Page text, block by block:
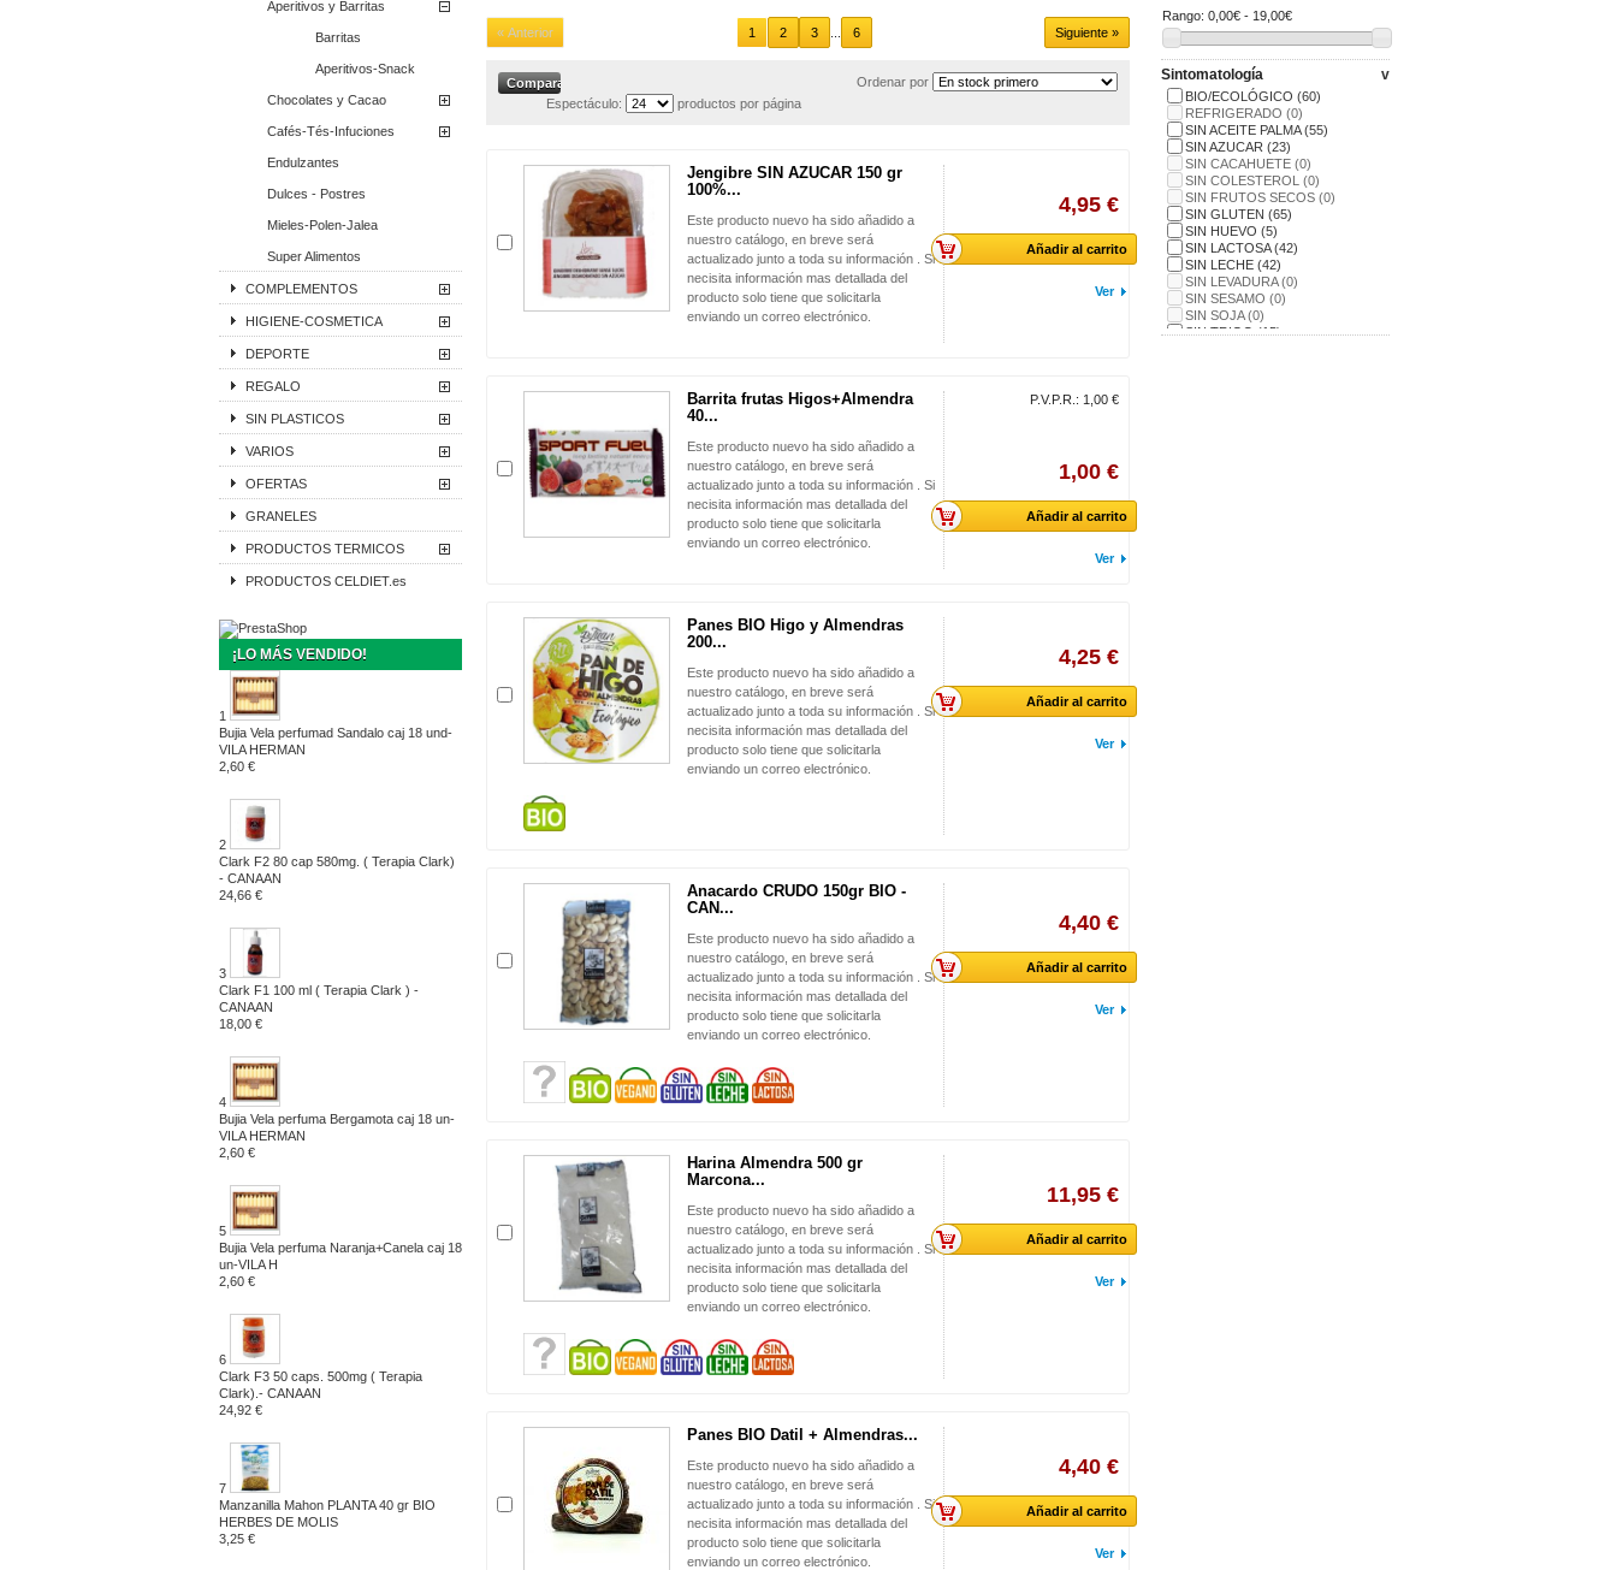
Aperitivos y Barritas
Barritas
Aperitivos-Snack
Chocolates y Cacao
Cafés-Tés-Infuciones
Endulzantes
Dulces - Postres
Mieles-Polen-Jalea
Super Alimentos
COMPLEMENTOS
HIGIENE-COSMETICA
DEPORTE
REGALO
SIN PLASTICOS
VARIOS
OFERTAS
GRANELES
PRODUCTOS TERMICOS
PRODUCTOS CELDIET.es
¡LO MÁS VENDIDO!
1
Bujia Vela perfumad Sandalo caj 18 und-
VILA HERMAN
2,60 €
2
Clark F2 80 cap 580mg. ( Terapia Clark)
- CANAAN
24,66 €
3
Clark F1 100 ml ( Terapia Clark ) -
CANAAN
18,00 €
4
Bujia Vela perfuma Bergamota caj 18 un-
VILA HERMAN
2,60 €
5
Bujia Vela perfuma Naranja+Canela caj 18
un-VILA H
2,60 €
6
Clark F3 50 caps. 500mg ( Terapia
Clark).- CANAAN
24,92 €
7
Manzanilla Mahon PLANTA 40 gr BIO
HERBES DE MOLIS
3,25 €
« Anterior 1 2 3 6 Siguiente »
Ordenar por
Espectáculo:
productos por página
Jengibre SIN AZUCAR 150 gr
100%...
Este producto nuevo ha sido añadido a
nuestro catálogo, en breve será
actualizado junto a toda su información . Si
necisita información mas detallada del
producto solo tiene que solicitarla
enviando un correo electrónico.
4,95 €
Añadir al carrito
Ver
Barrita frutas Higos+Almendra
40...
Este producto nuevo ha sido añadido a
nuestro catálogo, en breve será
actualizado junto a toda su información . Si
necisita información mas detallada del
producto solo tiene que solicitarla
enviando un correo electrónico.
P.V.P.R.: 1,00 €
1,00 €
Añadir al carrito
Ver
Panes BIO Higo y Almendras
200...
Este producto nuevo ha sido añadido a
nuestro catálogo, en breve será
actualizado junto a toda su información . Si
necisita información mas detallada del
producto solo tiene que solicitarla
enviando un correo electrónico.
4,25 €
Añadir al carrito
Ver
Anacardo CRUDO 150gr BIO -
CAN...
Este producto nuevo ha sido añadido a
nuestro catálogo, en breve será
actualizado junto a toda su información . Si
necisita información mas detallada del
producto solo tiene que solicitarla
enviando un correo electrónico.
4,40 €
Añadir al carrito
Ver
Harina Almendra 500 gr
Marcona...
Este producto nuevo ha sido añadido a
nuestro catálogo, en breve será
actualizado junto a toda su información . Si
necisita información mas detallada del
producto solo tiene que solicitarla
enviando un correo electrónico.
11,95 €
Añadir al carrito
Ver
Panes BIO Datil + Almendras...
Este producto nuevo ha sido añadido a
nuestro catálogo, en breve será
actualizado junto a toda su información . Si
necisita información mas detallada del
producto solo tiene que solicitarla
enviando un correo electrónico.
4,40 €
Añadir al carrito
Ver
SPORT FUEL (3)
TREE NATURAL BARS
Rango: 0,00€ - 19,00€
Sintomatología v
BIO/ECOLÓGICO (60)
REFRIGERADO (0)
SIN ACEITE PALMA(55)
SIN AZUCAR (23)
SIN CACAHUETE (0)
SIN COLESTEROL (0)
SIN FRUTOS SECOS (0)
SIN GLUTEN (65)
SIN HUEVO (5)
SIN LACTOSA(42)
SIN LECHE (42)
SIN LEVADURA(0)
SIN SESAMO (0)
SIN SOJA(0)
SIN TRIGO(15)